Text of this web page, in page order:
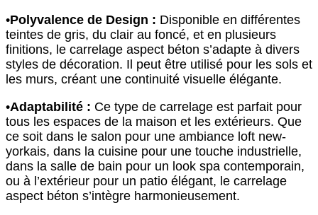
•Polyvalence de Design : Disponible en différentes
teintes de gris, du clair au foncé, et en plusieurs
finitions, le carrelage aspect béton s’adapte à divers
styles de décoration. Il peut être utilisé pour les sols et
les murs, créant une continuité visuelle élégante.
•Adaptabilité : Ce type de carrelage est parfait pour
tous les espaces de la maison et les extérieurs. Que
ce soit dans le salon pour une ambiance loft new-
yorkais, dans la cuisine pour une touche industrielle,
dans la salle de bain pour un look spa contemporain,
ou à l’extérieur pour un patio élégant, le carrelage
aspect béton s’intègre harmonieusement.